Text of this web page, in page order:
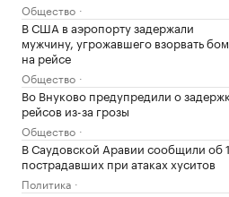
Общество
В США в аэропорту задержали
мужчину, угрожавшего взорвать
на рейсе
Общество
Во Внуково предупредили о
рейсов из-за грозы
Общество
В Саудовской Аравии сообщили об
пострадавших при атаках хуситов
Политика